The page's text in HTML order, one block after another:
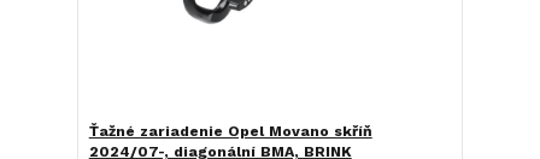
Ťažné zariadenie Opel Movano skříň
2024/07-, diagonální BMA, BRINK